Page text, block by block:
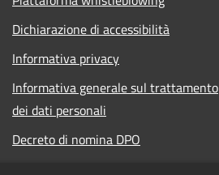
Dichiarazione di accessibilità
Informativa privacy
Informativa generale sul trattamento
dei dati personali
Decreto di nomina DPO